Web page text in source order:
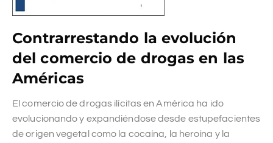
Contrarrestando la evolución
del comercio de drogas en las
Américas
El comercio de drogas ilícitas en América ha ido
evolucionando y expandiéndose desde estupefacientes
de origen vegetal como la cocaína, la heroína y la